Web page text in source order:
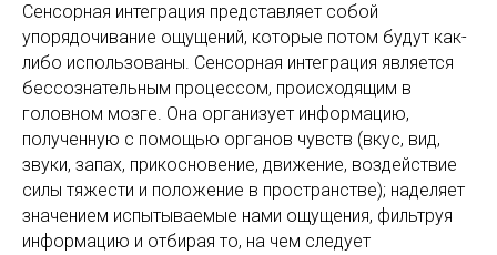
Сенсорная интеграция представляет собой
упорядочивание ощущений, которые потом будут как-
либо использованы. Сенсорная интеграция является
бессознательным процессом, происходящим в
головном мозге. Она организует информацию,
полученную с помощью органов чувств (вкус, вид,
звуки, запах, прикосновение, движение, воздействие
силы тяжести и положение в пространстве); наделяет
значением испытываемые нами ощущения, фильтруя
информацию и отбирая то, на чем следует